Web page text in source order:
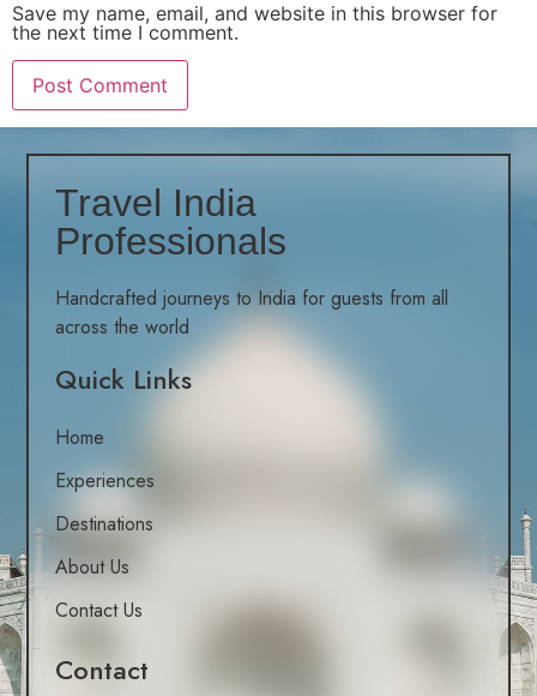
Save my name, email, and website in this browser for
the next time I comment.
Travel India
Professionals
Handcrafted journeys to India for guests from all
across the world
Quick Links
Home
Experiences
Destinations
About Us
Contact Us
Contact